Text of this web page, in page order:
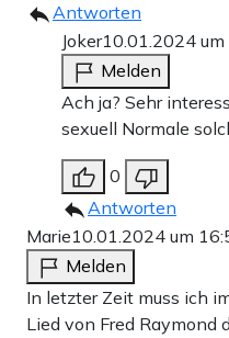
Antworten
Joker10.01.2024
Melden
Ach ja? Sehr
sexuell Normale
0
Antworten
Marie10.01.2024 um
Melden
In letzter Zeit muss ich
Lied von Fred Raymond